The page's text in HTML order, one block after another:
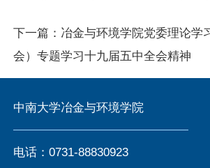
下一篇： 冶金与环境学院党委理论学
会）专题学习十九届五中全会精神
中南大学冶金与环境学院
电话：0731-88830923